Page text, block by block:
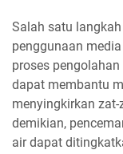
Salah satu
penggunaan
proses
dapat membantu
menyingkirkan
demikian,
air dapat